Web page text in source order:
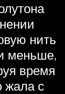
нить
меньше,
время
жала с